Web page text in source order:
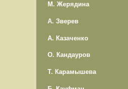
М. Жерядина
А. Зверев
А. Казаченко
О. Кандауров
Т. Карамышева